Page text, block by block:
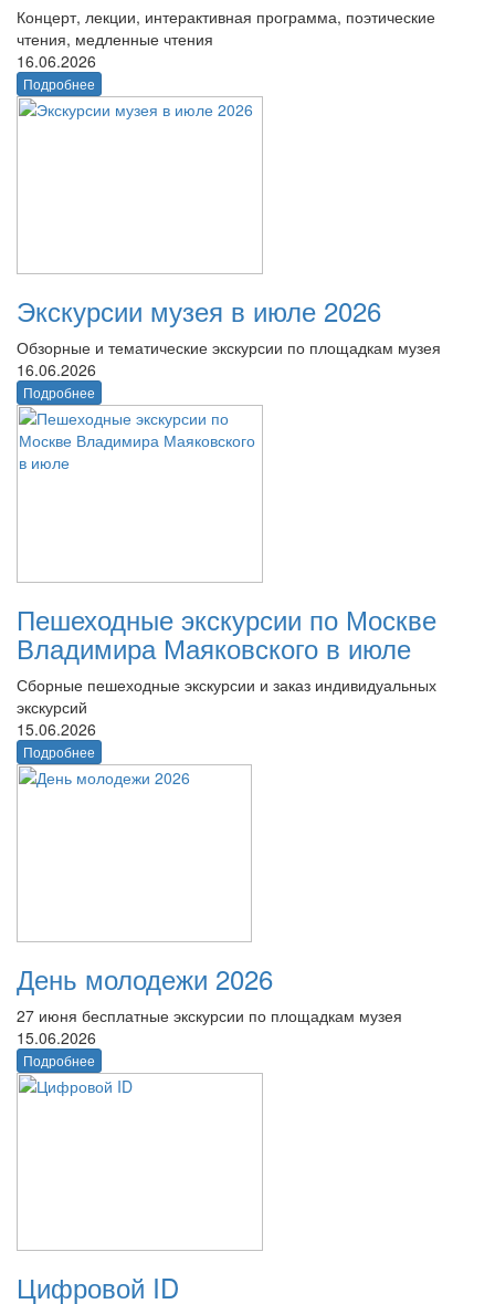
Концерт, лекции, интерактивная программа, поэтические
чтения, медленные чтения
16.06.2026
Подробнее
Экскурсии музея в июле 2026
Обзорные и тематические экскурсии по площадкам музея
16.06.2026
Подробнее
Пешеходные экскурсии по Москве
Владимира Маяковского в июле
Сборные пешеходные экскурсии и заказ индивидуальных
экскурсий
15.06.2026
Подробнее
День молодежи 2026
27 июня бесплатные экскурсии по площадкам музея
15.06.2026
Подробнее
Цифровой ID